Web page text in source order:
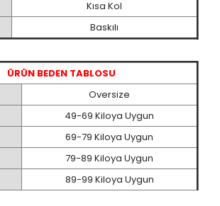
Kısa Kol
Baskılı
ÜRÜN BEDEN TABLOSU
Oversize
49-69 Kiloya Uygun
69-79 Kiloya Uygun
79-89 Kiloya Uygun
89-99 Kiloya Uygun